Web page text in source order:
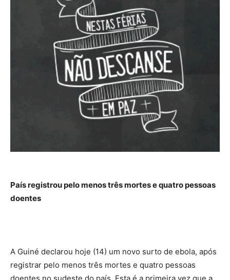
País registrou pelo menos três mortes e quatro pessoas
doentes
A Guiné declarou hoje (14) um novo surto de ebola, após
registrar pelo menos três mortes e quatro pessoas